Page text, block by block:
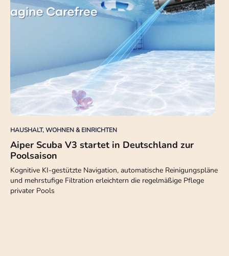
HAUSHALT, WOHNEN & EINRICHTEN
Aiper Scuba V3 startet in Deutschland zur
Poolsaison
Kognitive KI-gestützte Navigation, automatische Reinigungspläne
und mehrstufige Filtration erleichtern die regelmäßige Pflege
privater Pools